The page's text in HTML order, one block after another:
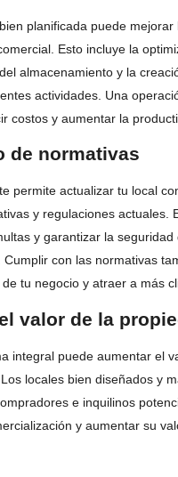
planificada puede mejorar
Esto incluye la
almacenamiento y la
actividades. Una
costos y aumentar la
de normativas
permite actualizar tu local
y regulaciones actuales.
y garantizar la seguridad
con las normativas
tu negocio y atraer a más
valor de la
integral puede aumentar el
locales bien diseñados y
e inquilinos
y aumentar su